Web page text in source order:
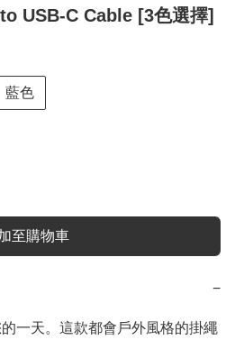
USB-C Cable [3色選擇]
藍色
至購物車
−
一天。這款都會戶外風格的掛繩